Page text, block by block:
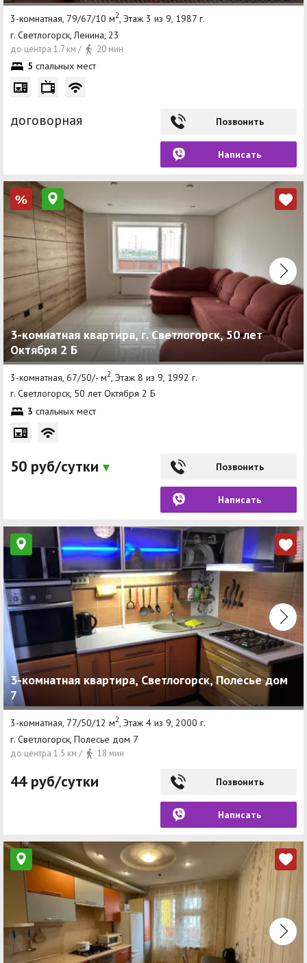
3-комнатная, 79/67/10 м2, Этаж 3 из 9, 1987 г.
г. Светлогорск, Ленина, 23
до центра 1.7 км / 20 мин
5 спальных мест
договорная Позвонить
Написать
%
3-комнатная квартира, г. Светлогорск, 50 лет
Октября 2 Б
3-комнатная, 67/50/- м2 , Этаж 8 из 9, 1992 г.
г. Светлогорск, 50 лет Октября 2 Б
3 спальных мест
50 руб/сутки Позвонить
Написать
3-комнатная квартира, Светлогорск, Полесье дом
7
3-комнатная, 77/50/12 м2, Этаж 4 из 9, 2000 г.
г. Светлогорск, Полесье дом 7
до центра 1.5 км / 18 мин
44 руб/сутки Позвонить
Написать